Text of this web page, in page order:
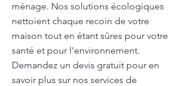
ménage. Nos solutions écologiques
nettoient chaque recoin de votre
maison tout en étant sûres pour votre
santé et pour l’environnement.
Demandez un devis gratuit pour en
savoir plus sur nos services de